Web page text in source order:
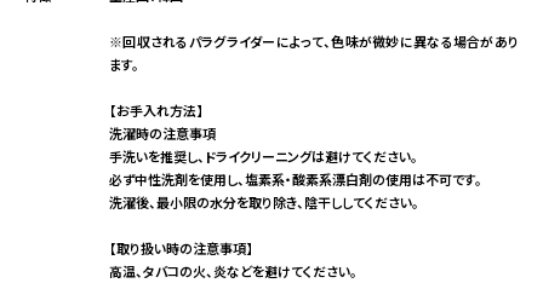
※回収されるパラグライダーによって、色味が微妙に異なる場合があり
ます。
【お手入れ方法】
洗濯時の注意事項
手洗いを推奨し、ドライクリーニングは避けてください。
必ず中性洗剤を使用し、塩素系・酸素系漂白剤の使用は不可です。
洗濯後、最小限の水分を取り除き、陰干ししてください。
【取り扱い時の注意事項】
高温、タバコの火、炎などを避けてください。